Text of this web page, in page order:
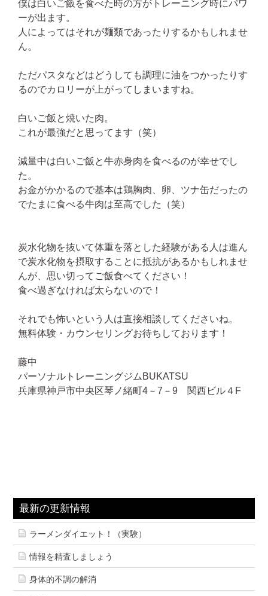
僕は白いご飯を食べた時の方がトレーニング時にパワ
ーが出ます。
人によってはそれが麺類であったりするかもしれませ
ん。
ただパスタなどはどうしても調理に油をつかったりす
るのでカロリーが上がってしまいますね。
白いご飯と焼いた肉。
これが最強だと思ってます（笑）
減量中は白いご飯と牛赤身肉を食べるのが幸せでし
た。
お金がかかるので基本は鶏胸肉、卵、ツナ缶だったの
でたまに食べる牛肉は至高でした（笑）
炭水化物を抜いて体重を落とした経験がある人は進ん
で炭水化物を摂取することに抵抗があるかもしれませ
んが、思い切ってご飯食べてください！
食べ過ぎなければ太らないので！
それでも怖いという人は直接相談してくださいね。
無料体験・カウンセリングお待ちしております！
藤中
パーソナルトレーニングジムBUKATSU
兵庫県神戸市中央区琴ノ緒町4－7－9 関西ビル４F
最新の更新情報
ラーメンダイエット！（実験）
情報を精査しましょう
身体的不調の解消